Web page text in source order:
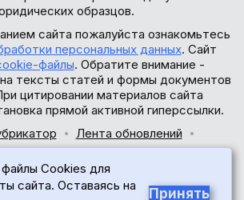
образцов.
сайта пожалуйста ознакомьтесь
персональных данных. Сайт
файлы. Обратите внимание -
тексты статей и формы документов
цитировании материалов сайта
прямой активной гиперссылки.
Лента обновлений
© 2017-2026
Cookies для
сайта. Оставаясь на
Принять